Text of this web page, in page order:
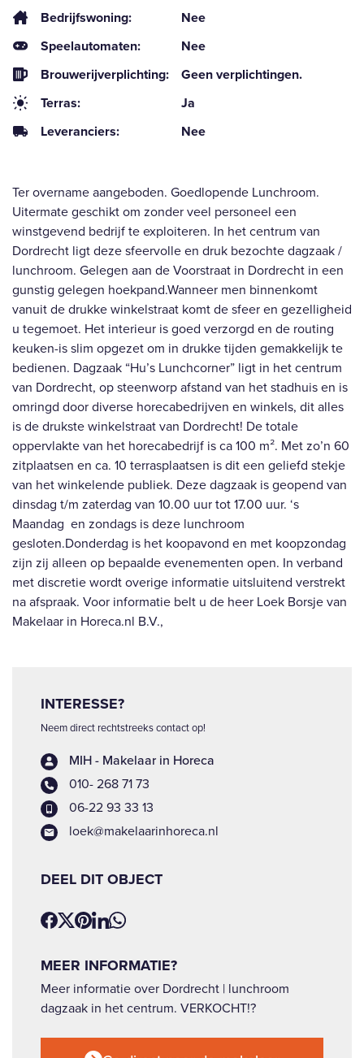
Bedrijfswoning:
Nee
Speelautomaten:
Nee
Brouwerijverplichting:
Geen verplichtingen.
Terras:
Ja
Leveranciers:
Nee
Ter overname aangeboden. Goedlopende Lunchroom.
Uitermate geschikt om zonder veel personeel een
winstgevend bedrijf te exploiteren. In het centrum van
Dordrecht ligt deze sfeervolle en druk bezochte dagzaak /
lunchroom. Gelegen aan de Voorstraat in Dordrecht in een
gunstig gelegen hoekpand.Wanneer men binnenkomt
vanuit de drukke winkelstraat komt de sfeer en gezelligheid
u tegemoet. Het interieur is goed verzorgd en de routing
keuken-is slim opgezet om in drukke tijden gemakkelijk te
bedienen. Dagzaak “Hu’s Lunchcorner” ligt in het centrum
van Dordrecht, op steenworp afstand van het stadhuis en is
omringd door diverse horecabedrijven en winkels, dit alles
is de drukste winkelstraat van Dordrecht! De totale
oppervlakte van het horecabedrijf is ca 100 m². Met zo’n 60
zitplaatsen en ca. 10 terrasplaatsen is dit een geliefd stekje
van het winkelende publiek. Deze dagzaak is geopend van
dinsdag t/m zaterdag van 10.00 uur tot 17.00 uur. ‘s
Maandag en zondags is deze lunchroom
gesloten.Donderdag is het koopavond en met koopzondag
zijn zij alleen op bepaalde evenementen open. In verband
met discretie wordt overige informatie uitsluitend verstrekt
na afspraak. Voor informatie belt u de heer Loek Borsje van
Makelaar in Horeca.nl B.V.,
INTERESSE?
Neem direct rechtstreeks contact op!
MIH - Makelaar in Horeca
010- 268 71 73
06-22 93 33 13
loek@makelaarinhoreca.nl
DEEL DIT OBJECT
MEER INFORMATIE?
Meer informatie over Dordrecht | lunchroom
dagzaak in het centrum. VERKOCHT!?